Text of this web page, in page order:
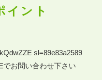
イント
sl=89e83a2589
でお問い合わせ下さい